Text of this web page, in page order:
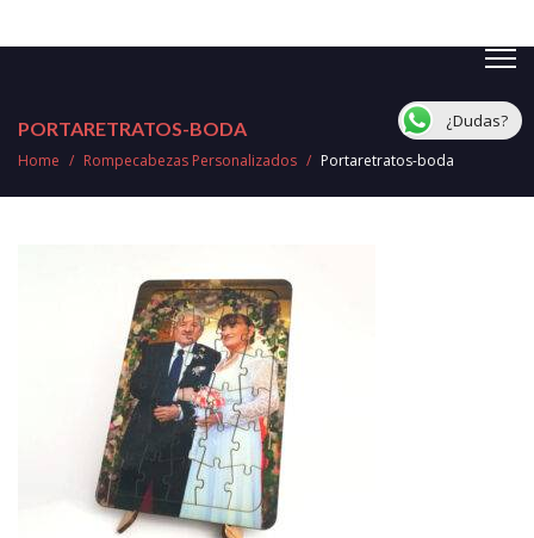
PORTARETRATOS-BODA
Home / Rompecabezas Personalizados / Portaretratos-boda
¿Dudas?